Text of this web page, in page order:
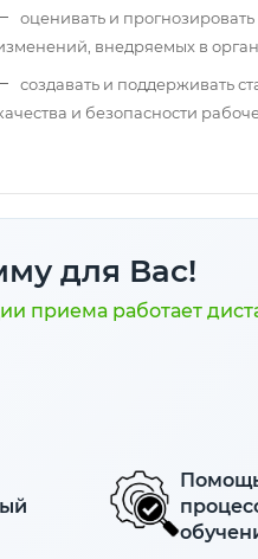
оценивать и прогнозировать
внедряемых в
создавать и поддерживать
и безопасности
для Вас!
приема работает